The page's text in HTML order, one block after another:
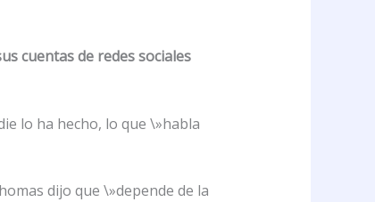
cuentas de redes sociales
lo ha hecho, lo que \»habla
dijo que \»depende de la